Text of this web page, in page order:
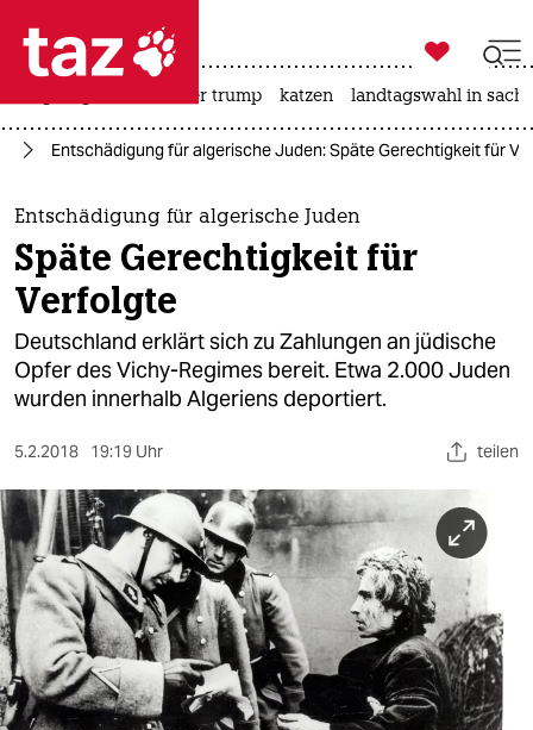
 taz zahl ich
taz zahl ich
themen
politik
öko
gesellschaft
sport
berlin
nord
wahrheit
verlag

taz zahl ich
usa unter trump katzen landtagswahl in
Entschädigung für algerische Juden: Späte Gerechtigkeit für
Entschädigung für algerische Juden
Späte Gerechtigkeit für
Verfolgte
Deutschland erklärt sich zu Zahlungen an jüdische
Opfer des Vichy-Regimes bereit. Etwa 2.000 Juden
wurden innerhalb Algeriens deportiert.
5.2.2018 19:19 Uhr teilen